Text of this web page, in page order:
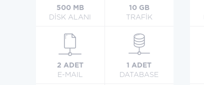
500 MB
DİSK ALANI
10 GB
TRAFİK
2 ADET
E-MAIL
1 ADET
DATABASE